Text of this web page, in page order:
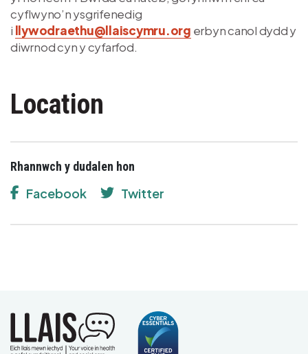
cyflwyno’n ysgrifenedig
i llywodraethu@llaiscymru.org erbyn canol dydd y
diwrnod cyn y cyfarfod.
Location
Rhannwch y dudalen hon
Facebook Twitter